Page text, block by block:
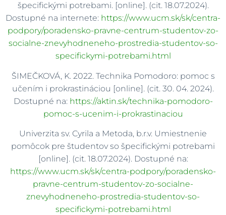
špecifickými potrebami. [online]. (cit. 18.07.2024).
Dostupné na internete: https://www.ucm.sk/sk/centra-
podpory/poradensko-pravne-centrum-studentov-zo-
socialne-znevyhodneneho-prostredia-studentov-so-
specifickymi-potrebami.html
ŠIMEČKOVÁ, K. 2022. Technika Pomodoro: pomoc s
učením i prokrastináciou [online]. (cit. 30. 04. 2024).
Dostupné na: https://aktin.sk/technika-pomodoro-
pomoc-s-ucenim-i-prokrastinaciou
Univerzita sv. Cyrila a Metoda, b.r.v. Umiestnenie
pomôcok pre študentov so špecifickými potrebami
[online]. (cit. 18.07.2024). Dostupné na:
https://www.ucm.sk/sk/centra-podpory/poradensko-
pravne-centrum-studentov-zo-socialne-
znevyhodneneho-prostredia-studentov-so-
specifickymi-potrebami.html